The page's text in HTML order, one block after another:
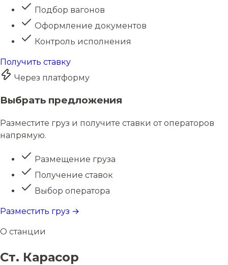
Подбор вагонов
Оформление документов
Контроль исполнения
Получить ставку
Через платформу
Выбрать предложения
Разместите груз и получите ставки от операторов
напрямую.
Размещение груза
Получение ставок
Выбор оператора
Разместить груз →
О станции
Ст. Карасор